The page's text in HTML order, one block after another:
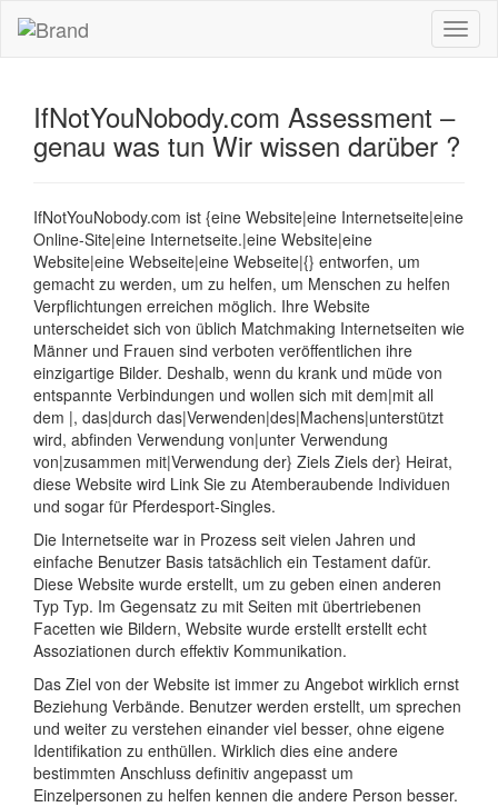
IfNotYouNobody.com Assessment –
genau was tun Wir wissen darüber ?
IfNotYouNobody.com ist {eine Website|eine Internetseite|eine
Online-Site|eine Internetseite.|eine Website|eine
Website|eine Webseite|eine Webseite|{} entworfen, um
gemacht zu werden, um zu helfen, um Menschen zu helfen
Verpflichtungen erreichen möglich. Ihre Website
unterscheidet sich von üblich Matchmaking Internetseiten wie
Männer und Frauen sind verboten veröffentlichen ihre
einzigartige Bilder. Deshalb, wenn du krank und müde von
entspannte Verbindungen und wollen sich mit dem|mit all
dem |, das|durch das|Verwenden|des|Machens|unterstützt
wird, abfinden Verwendung von|unter Verwendung
von|zusammen mit|Verwendung der} Ziels Ziels der} Heirat,
diese Website wird Link Sie zu Atemberaubende Individuen
und sogar für Pferdesport-Singles.
Die Internetseite war in Prozess seit vielen Jahren und
einfache Benutzer Basis tatsächlich ein Testament dafür.
Diese Website wurde erstellt, um zu geben einen anderen
Typ Typ. Im Gegensatz zu mit Seiten mit übertriebenen
Facetten wie Bildern, Website wurde erstellt erstellt echt
Assoziationen durch effektiv Kommunikation.
Das Ziel von der Website ist immer zu Angebot wirklich ernst
Beziehung Verbände. Benutzer werden erstellt, um sprechen
und weiter zu verstehen einander viel besser, ohne eigene
Identifikation zu enthüllen. Wirklich dies eine andere
bestimmten Anschluss definitiv angepasst um
Einzelpersonen zu helfen kennen die andere Person besser.